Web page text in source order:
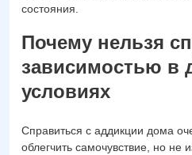
состояния.
Почему нельзя
зависимостью в
условиях
Справиться с аддикции дома
облегчить самочувствие, но не